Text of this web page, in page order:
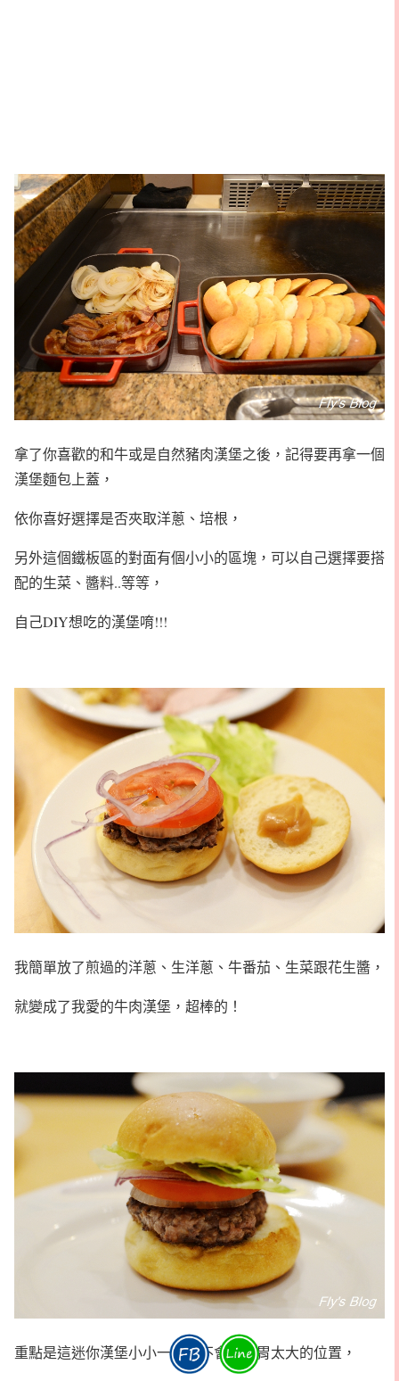
拿了你喜歡的和牛或是自然豬肉漢堡之後，記得要再拿一個
漢堡麵包上蓋，
依你喜好選擇是否夾取洋蔥、培根，
另外這個鐵板區的對面有個小小的區塊，可以自己選擇要搭
配的生菜、醬料..等等，
自己DIY想吃的漢堡唷!!!
我簡單放了煎過的洋蔥、生洋蔥、牛番茄、生菜跟花生醬，
就變成了我愛的牛肉漢堡，超棒的！
重點是這迷你漢堡小小一個，不會佔你胃太大的位置，